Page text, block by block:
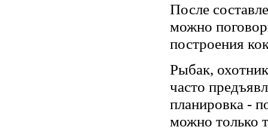
После
можно
построения
Рыбак,
часто
планировка -
можно только